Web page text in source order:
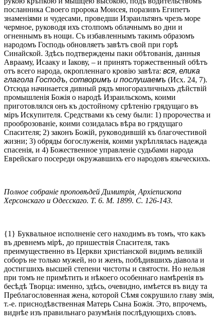
посланника Своего пророка Моисея, поразивъ Египетъ
знаменіями и чудесами, проведши Израильтянъ чрезъ море
чермное, руководя ихъ столпомъ облачнымъ во дни и
огненнымъ въ нощи. Съ избавленнымъ такимъ образомъ
народомъ Господь обновляетъ завѣтъ свой при горѣ
Синайской. Здѣсь подтверждены паки обѣтованія, данныя
Аврааму, Исааку и Іакову, – и принятъ торжественный обѣтъ
отъ всего народа, окропленнаго кровію завѣта: вся, елика
глагола Господъ, сотворимъ и послушаемъ (Исх. 24, 7).
Отсюда начинается дивный рядъ многоразличныхъ дѣйствій
промышленія Божія о народѣ Израильскомъ, коими
приготовлялся онъ къ достойному срѣтенію грядущаго въ
міръ Искупителя. Средствами къ сему были: 1) пророчества и
прооброзованіе, коими созидалась вѣра во грядущаго
Спасителя; 2) законъ Божій, руководившій къ благочестивой
жизни; 3) обряды богослуженія, коими укрѣплялась надежда
спасенія, и 4) Божественное управленіе судьбами народа
Еврейскаго посереди окружавшихъ его народовъ языческихъ.
Полное собраніе проповѣдей Димитрія, Архіепископа
Херсонскаго и Одесскаго. Т. 6. М. 1899. С. 126-143.
{1} Буквальное исполненіе сего находимъ въ томъ, что какъ
въ древнемъ мірѣ, до пришествія Спасителя, такъ
преимущественно въ Церкви христіанской видимъ великій
соборъ не только мужей, но и женъ, побѣдившихъ діавола и
достигшихъ высшей степени чистоты и святости. Но нельзя
при томъ не примѣтить и нѣкоего особеннаго намѣренія въ
бесѣдѣ Творца: именно, здѣсь, очевидно, имѣется въ виду та
Преблагословенная жена, которой Сѣмя сокрушило главу змія,
т.-е. приснодѣвственная Матерь Сына Божія. Это, впрочемъ,
виднѣе изъ правильнаго разумѣнія послѣдующихъ словъ.